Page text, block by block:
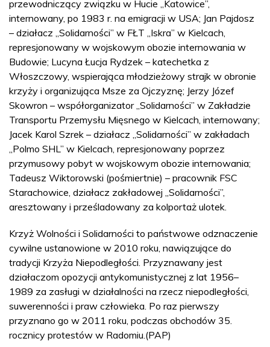
przewodniczący związku w Hucie „Katowice”,
internowany, po 1983 r. na emigracji w USA; Jan Pajdosz
– działacz „Solidarności” w FŁT „Iskra” w Kielcach,
represjonowany w wojskowym obozie internowania w
Budowie; Lucyna Łucja Rydzek – katechetka z
Włoszczowy, wspierająca młodzieżowy strajk w obronie
krzyży i organizująca Msze za Ojczyznę; Jerzy Józef
Skowron – współorganizator „Solidarności” w Zakładzie
Transportu Przemysłu Mięsnego w Kielcach, internowany;
Jacek Karol Szrek – działacz „Solidarności” w zakładach
„Polmo SHL” w Kielcach, represjonowany poprzez
przymusowy pobyt w wojskowym obozie internowania;
Tadeusz Wiktorowski (pośmiertnie) – pracownik FSC
Starachowice, działacz zakładowej „Solidarności”,
aresztowany i prześladowany za kolportaż ulotek.
Krzyż Wolności i Solidarności to państwowe odznaczenie
cywilne ustanowione w 2010 roku, nawiązujące do
tradycji Krzyża Niepodległości. Przyznawany jest
działaczom opozycji antykomunistycznej z lat 1956–
1989 za zasługi w działalności na rzecz niepodległości,
suwerenności i praw człowieka. Po raz pierwszy
przyznano go w 2011 roku, podczas obchodów 35.
rocznicy protestów w Radomiu.(PAP)